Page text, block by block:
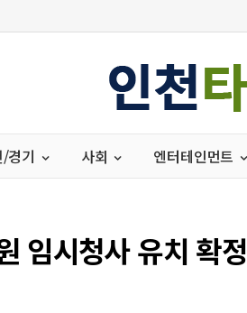
경기 사회 엔터테인먼트
임시청사 유치 확정